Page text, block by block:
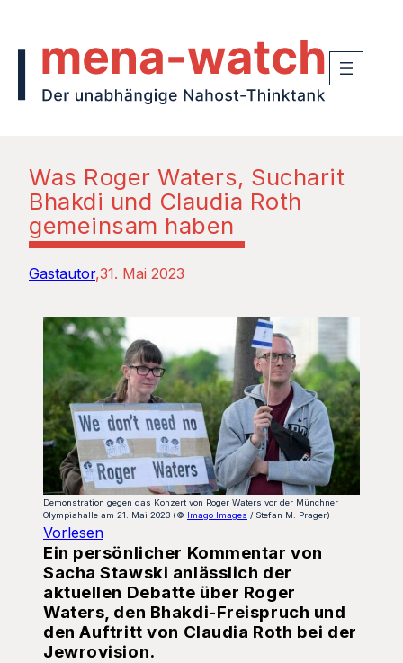
Was Roger Waters, Sucharit
Bhakdi und Claudia Roth
gemeinsam haben
Gastautor 31. Mai 2023
Demonstration gegen das Konzert von Roger Waters vor der Münchner
Olympiahalle am 21. Mai 2023 (© Imago Images / Stefan M. Prager)
Vorlesen
Ein persönlicher Kommentar von
Sacha Stawski anlässlich der
aktuellen Debatte über Roger
Waters, den Bhakdi-Freispruch und
den Auftritt von Claudia Roth bei der
Jewrovision.